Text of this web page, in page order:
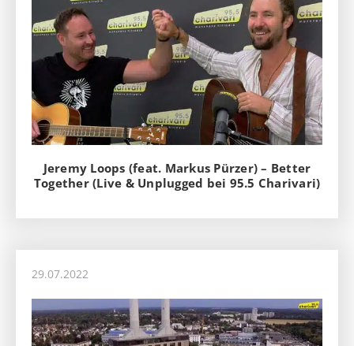
Jeremy Loops (feat. Markus Pürzer) – Better
Together (Live & Unplugged bei 95.5 Charivari)
29.07.2022